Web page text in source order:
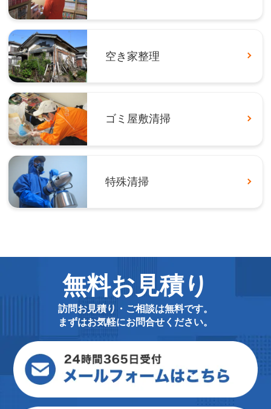
空き家整理
ゴミ屋敷清掃
特殊清掃
無料お見積り
訪問お見積り・ご相談は無料です。
まずはお気軽にお問合せください。